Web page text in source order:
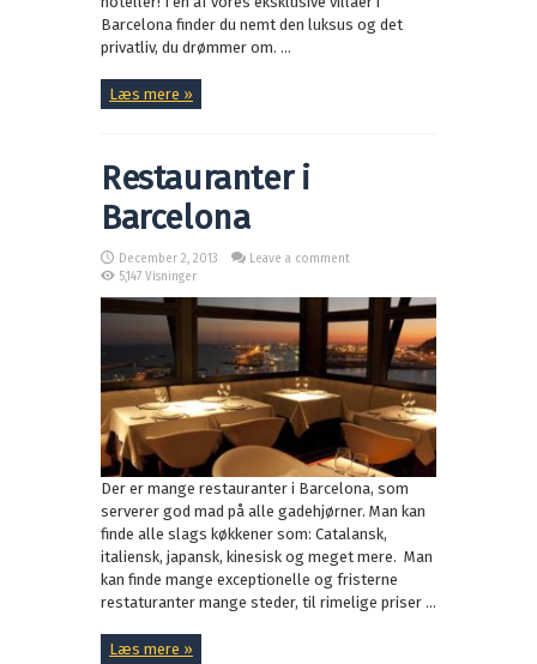
Barcelona finder du nemt den luksus og det
privatliv, du drømmer om. ...
Læs mere »
Restauranter i
Barcelona
December 2, 2013
Leave a comment
5,147 Visninger
Der er mange restauranter i Barcelona, som
serverer god mad på alle gadehjørner. Man kan
finde alle slags køkkener som: Catalansk,
italiensk, japansk, kinesisk og meget mere. Man
kan finde mange exceptionelle og fristerne
restaturanter mange steder, til rimelige priser ...
Læs mere »